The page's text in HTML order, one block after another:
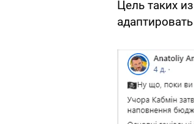
Цель таких